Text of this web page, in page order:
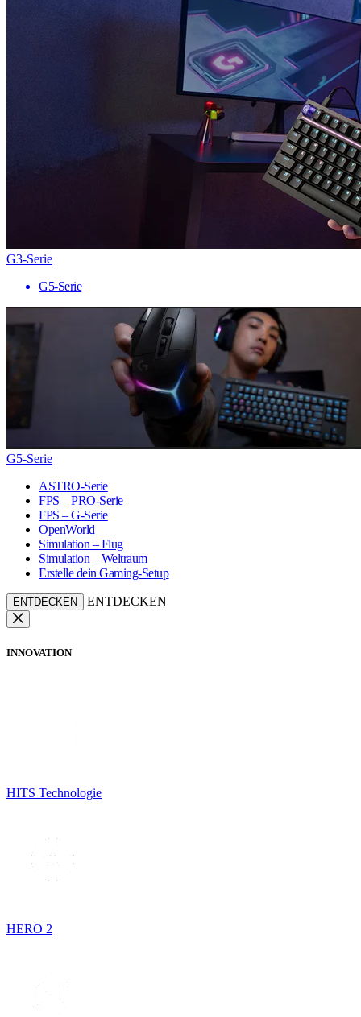
G3-Serie
G5-Serie
G5-Serie
ASTRO-Serie
FPS – PRO-Serie
FPS – G-Serie
OpenWorld
Simulation – Flug
Simulation – Weltraum
Erstelle dein Gaming-Setup
ENTDECKEN ENTDECKEN
INNOVATION
HITS Technologie
HERO 2